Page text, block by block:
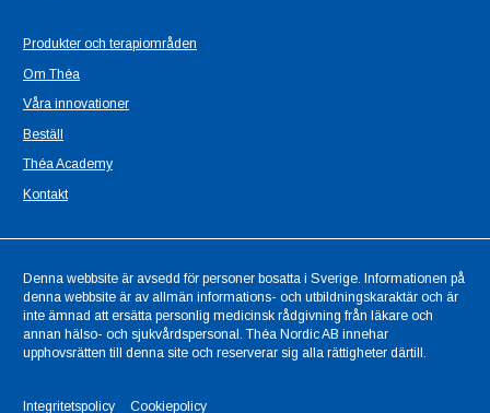
Produkter och terapiområden
Om Théa
Våra innovationer
Beställ
Théa Academy
Kontakt
Denna webbsite är avsedd för personer bosatta i Sverige. Informationen på
denna webbsite är av allmän informations- och utbildningskaraktär och är
inte ämnad att ersätta personlig medicinsk rådgivning från läkare och
annan hälso- och sjukvårdspersonal. Théa Nordic AB innehar
upphovsrätten till denna site och reserverar sig alla rättigheter därtill.
Integritetspolicy Cookiepolicy